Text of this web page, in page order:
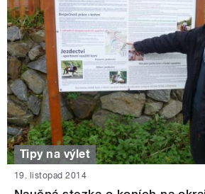
Tipy na výlet
19. listopad 2014